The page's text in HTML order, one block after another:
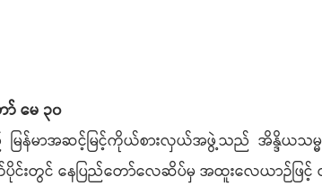
မေ ၃၀
ြန်မာအဆင့်မြင့်ကိုယ်စားလှယ်အဖွဲ့သည် အိန္ဒိယသမ္မ
ပိုင်းတွင် နေပြည်တော်လေဆိပ်မှ အထူးလေယာဉ်ဖြ